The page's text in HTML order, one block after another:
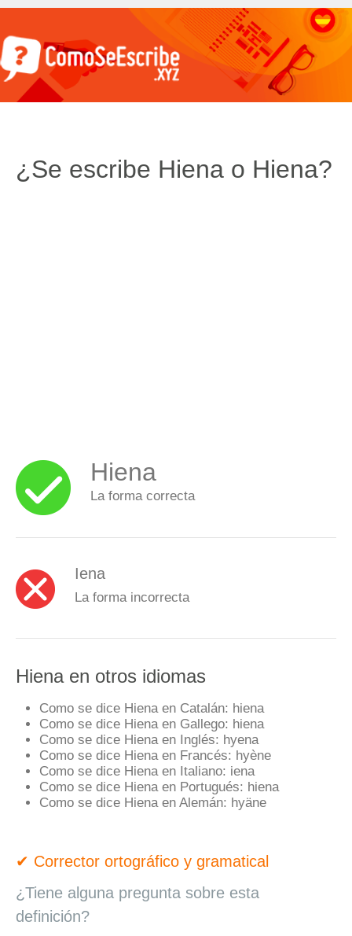
¿Se escribe Hiena o Hiena?
Hiena
La forma correcta
Iena
La forma incorrecta
Hiena en otros idiomas
Como se dice Hiena en Catalán: hiena
Como se dice Hiena en Gallego: hiena
Como se dice Hiena en Inglés: hyena
Como se dice Hiena en Francés: hyène
Como se dice Hiena en Italiano: iena
Como se dice Hiena en Portugués: hiena
Como se dice Hiena en Alemán: hyäne
✔ Corrector ortográfico y gramatical
¿Tiene alguna pregunta sobre esta
definición?